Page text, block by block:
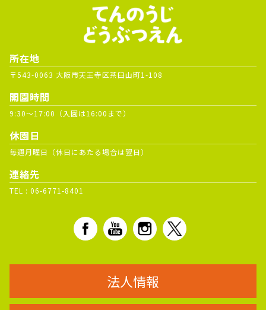
所在地
〒543-0063 大阪市天王寺区茶臼山町1-108
開園時間
9:30～17:00（入園は16:00まで）
休園日
毎週月曜日（休日にあたる場合は翌日）
連絡先
TEL : 06-6771-8401
法人情報